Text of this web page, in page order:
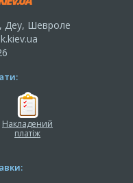
Деу, Шевроле
Накладений
платіж